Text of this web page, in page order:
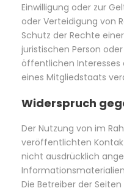
Einwilligung oder zur
oder Verteidigung von
Schutz der Rechte
juristischen Person
öffentlichen Interesses
eines Mitgliedstaats
Widerspruch
Der Nutzung von im
veröffentlichten
nicht ausdrücklich
Die Betreiber der